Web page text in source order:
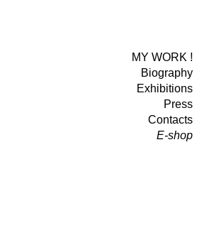
MY WORK !
Biography
Exhibitions
Press
Contacts
E-shop